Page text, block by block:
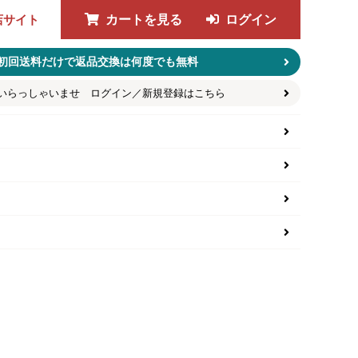
イト カートを見る ログイン
回送料だけで返品交換は何度でも無料
らっしゃいませ ログイン／新規登録はこちら